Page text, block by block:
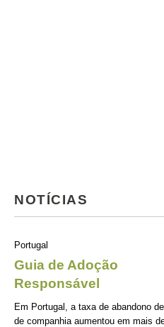
NOTÍCIAS
Portugal
Guia de Adoção
Responsável
Em Portugal, a taxa de abandono
de companhia aumentou em mais